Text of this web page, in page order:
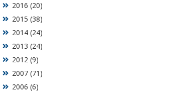
2006 (6)
2007 (71)
2012 (9)
2013 (24)
2014 (24)
2015 (38)
2016 (20)